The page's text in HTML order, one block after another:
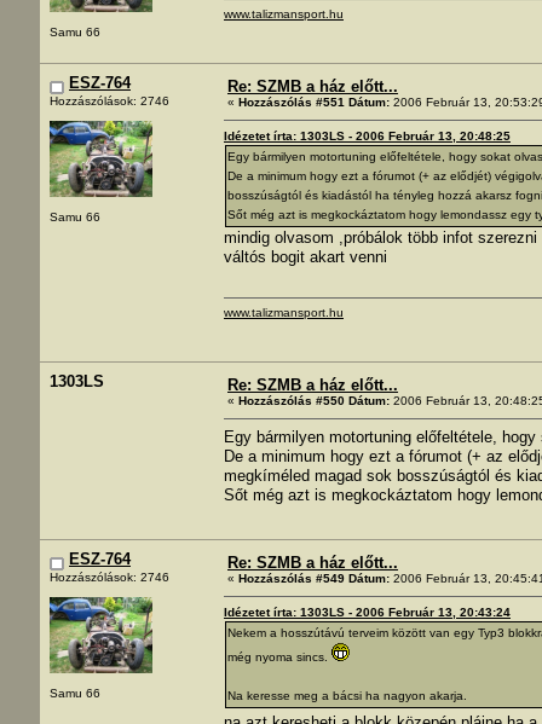
Samu 66
www.talizmansport.hu
ESZ-764
Hozzászólások: 2746
Samu 66
Re: SZMB a ház előtt...
« Hozzászólás #551 Dátum: 2006 Február 13,
Idézetet írta: 1303LS - 2006 Február 13, 20:48:25
Egy bármilyen motortuning előfeltétele, hogy sokat
De a minimum hogy ezt a fórumot (+ az elődjét)
bosszúságtól és kiadástól ha tényleg hozzá akarsz
Sőt még azt is megkockáztatom hogy lemondassz egy
mindig olvasom ,próbálok több infot
váltós bogit akart venni
www.talizmansport.hu
1303LS Re: SZMB a ház előtt...
« Hozzászólás #550 Dátum: 2006 Február 13,
Egy bármilyen motortuning előfeltétele,
De a minimum hogy ezt a fórumot (+ az
megkíméled magad sok bosszúságtól és
Sőt még azt is megkockáztatom hogy
ESZ-764
Hozzászólások: 2746
Samu 66
Re: SZMB a ház előtt...
« Hozzászólás #549 Dátum: 2006 Február 13,
Idézetet írta: 1303LS - 2006 Február 13, 20:43:24
Nekem a hosszútávú terveim között van egy Typ3
még nyoma sincs.
Na keresse meg a bácsi ha nagyon akarja.